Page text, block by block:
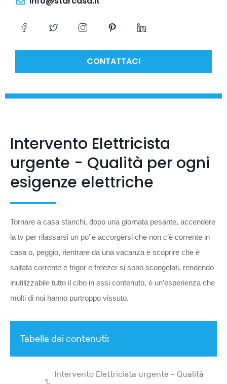
CONTATTACI
Intervento Elettricista
urgente - Qualità per ogni
esigenze elettriche
Tornare a casa stanchi, dopo una giornata pesante, accendere
la tv per rilassarsi un po’ e accorgersi che non c’è corrente in
casa o, peggio, rientrare da una vacanza e scoprire che è
saltata corrente e frigor e freezer si sono scongelati, rendendo
inutilizzabile tutto il cibo in essi contenuto, è un’esperienza che
molti di noi hanno purtroppo vissuto.
Tabella dei contenuti:
Intervento Elettricista urgente - Qualità